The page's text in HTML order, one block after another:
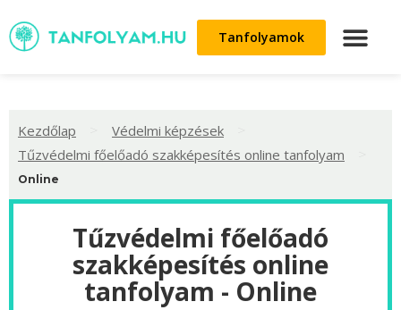
Tanfolyamok
Kezdőlap Védelmi képzések
Tűzvédelmi főelőadó szakképesítés online tanfolyam
Online
Tűzvédelmi főelőadó
szakképesítés online
tanfolyam - Online